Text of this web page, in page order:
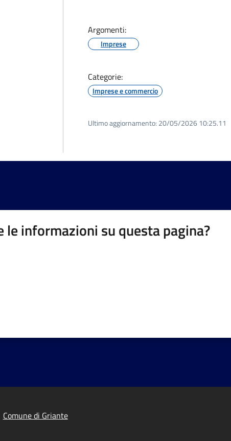
Argomenti:
Imprese
Categorie:
Imprese e commercio
Ultimo aggiornamento: 20/05/2026 10:25.11
le informazioni su questa pagina?
Comune di Griante